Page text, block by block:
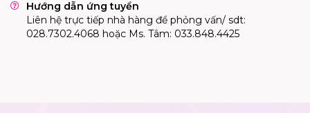
Hướng dẫn ứng tuyển
Liên hệ trực tiếp nhà hàng để phỏng vấn/ sdt:
028.7302.4068 hoặc Ms. Tâm: 033.848.4425